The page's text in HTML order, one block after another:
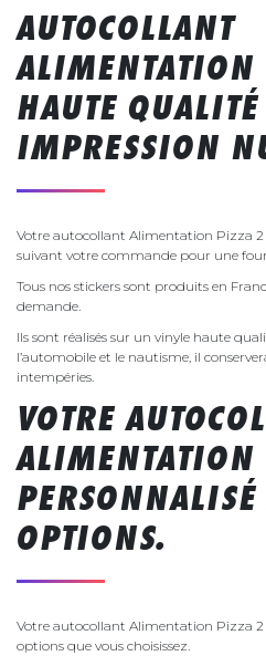
AUTOCOLLANT
HAUTE
IMPRESSION
Votre autocollant Alimentation Pizza 2
suivant votre commande pour une
Tous nos stickers sont produits en
demande.
Ils sont réalisés sur un vinyle haute
l’automobile et le nautisme, il
intempéries.
VOTRE
PERSONNALISÉ
OPTIONS.
Votre autocollant Alimentation Pizza 2
options que vous choisissez.